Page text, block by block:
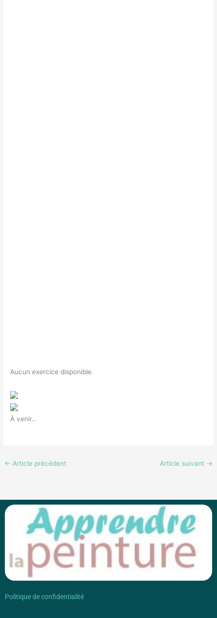
Aucun exercice disponible.
À venir…
← Article précédent Article suivant →
Politique de confidentialité